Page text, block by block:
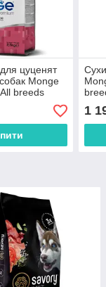
цуценят
Monge
breeds
з
та рисом 2.5
1